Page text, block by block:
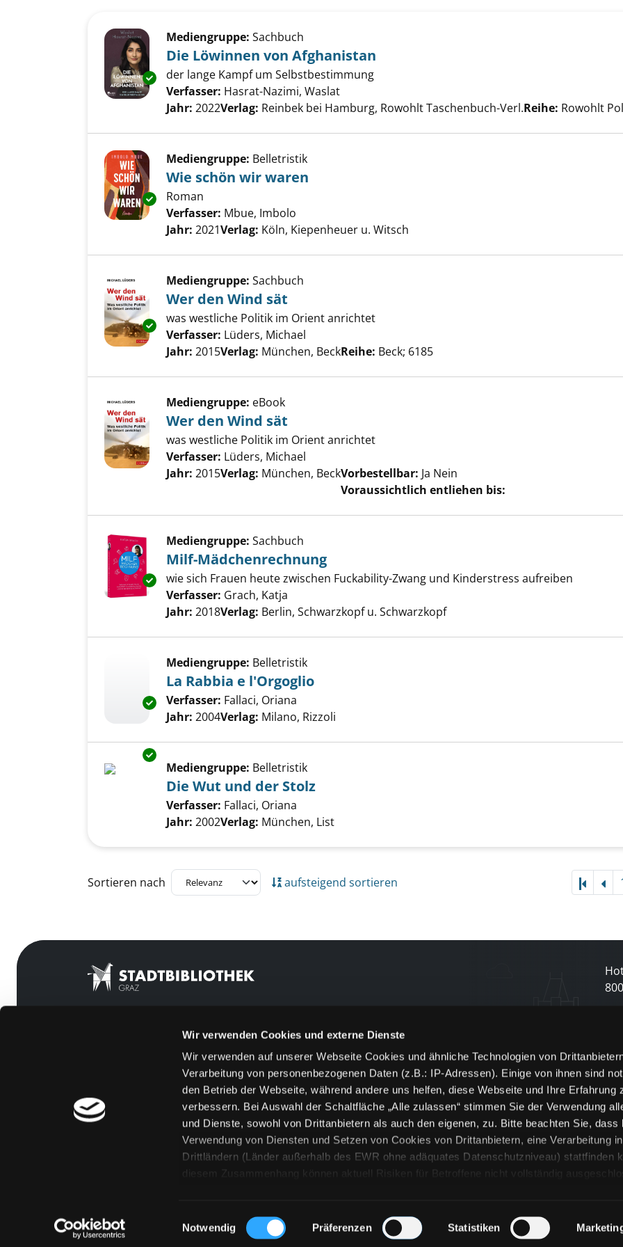
Wir verwenden Cookies und externe Dienste
Wir verwenden auf unserer Webseite Cookies und ähnliche Technologien von
Verarbeitung von personenbezogenen Daten (z.B.: IP-Adressen). Einige von ihnen sind
den Betrieb der Webseite, während andere uns helfen, diese Webseite und Ihre Erfahrung
verbessern. Bei Auswahl der Schaltfläche „Alle zulassen“ stimmen Sie der Verwendung
und Dienste, sowohl von Drittanbietern als auch den eigenen, zu. Bitte beachten Sie, dass
Verwendung von Diensten und Setzen von Cookies von Drittanbietern, eine Verarbeitung
Drittländern (Länder außerhalb des EWR ohne adäquates Datenschutzniveau) stattfinden
diesem Zusammenhang können aktuell Risiken für Betroffene nicht vollständig
„Details zeigen“ finden Sie Erklärungen zu den verschiedenen Kategorien von Cookies
Technologien. Selbstverständlich können Sie über unsere „Cookie-Einstellungen“ unter
Einwilligungsauswahl
Notwendig Präferenzen Statistiken
Exemplar-Details von Die Löwinnen von Afghanistan anzeigen
Mediengruppe: Sachbuch
Die Löwinnen von Afghanistan
der lange Kampf um Selbstbestimmung
Verfasser: Hasrat-Nazimi, Waslat
Jahr: 2022Verlag: Reinbek bei Hamburg, Rowohlt Taschenbuch-Verl.Reihe: Rowohlt
Exemplar-Details von Wie schön wir waren anzeigen
Mediengruppe: Belletristik
Wie schön wir waren
Roman
Verfasser: Mbue, Imbolo
Jahr: 2021Verlag: Köln, Kiepenheuer u. Witsch
Exemplar-Details von Wer den Wind sät anzeigen
Mediengruppe: Sachbuch
Wer den Wind sät
was westliche Politik im Orient anrichtet
Verfasser: Lüders, Michael
Jahr: 2015Verlag: München, BeckReihe: Beck; 6185
Mediengruppe: eBook
Wer den Wind sät
was westliche Politik im Orient anrichtet
Verfasser: Lüders, Michael
Jahr: 2015Verlag: München, BeckVorbestellbar: Ja Nein
Voraussichtlich entliehen bis:
Exemplar-Details von Milf-Mädchenrechnung anzeigen
Mediengruppe: Sachbuch
Milf-Mädchenrechnung
wie sich Frauen heute zwischen Fuckability-Zwang und Kinderstress aufreiben
Verfasser: Grach, Katja
Jahr: 2018Verlag: Berlin, Schwarzkopf u. Schwarzkopf
Exemplar-Details von La Rabbia e l'Orgoglio anzeigen
Mediengruppe: Belletristik
La Rabbia e l'Orgoglio
Verfasser: Fallaci, Oriana
Jahr: 2004Verlag: Milano, Rizzoli
Exemplar-Details von Die Wut und der Stolz anzeigen
Mediengruppe: Belletristik
Die Wut und der Stolz
Verfasser: Fallaci, Oriana
Jahr: 2002Verlag: München, List
Zu den Suchfiltern springen
Sortieren nach aufsteigend sortieren
800
[kju:b]
Feedback
Kontakt
Über uns
Jobs
Medienwunsch
FAQs